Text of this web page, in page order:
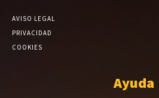
AVISO LEGAL
PRIVACIDAD
COOKIES
Ayuda